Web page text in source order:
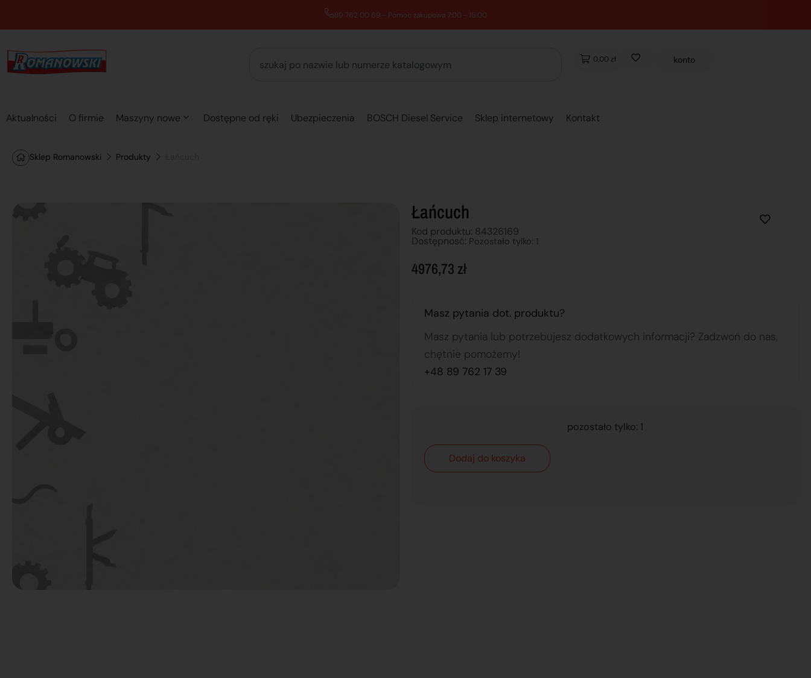
89 762 00 69 - Pomoc zakupowa 7:00 - 16:00
0,00 zł konto
Aktualności O firmie Maszyny nowe Dostępne od ręki Ubezpieczenia BOSCH Diesel Service Sklep internetowy Kontakt
Sklep Romanowski Produkty
Łańcuch
Kod produktu: 84326169
Dostępnosć: Pozostało tylko: 1
4976,73 zł
Masz pytania dot. produktu?
Masz pytania lub potrzebujesz dodatkowych informacji? Zadzwoń do nas,
chętnie pomożemy!
+48 89 762 17 39
pozostało tylko: 1
Dodaj do koszyka